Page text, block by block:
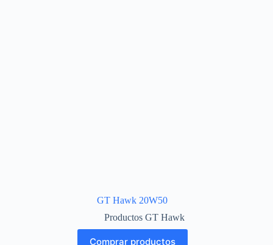
GT Hawk 20W50
Productos GT Hawk
Comprar productos